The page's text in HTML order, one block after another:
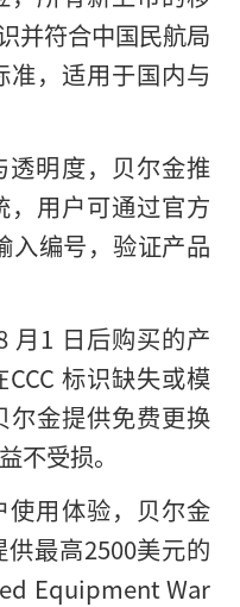
并符合中国民航局
，适用于国内与
透明度，贝尔金推
，用户可通过官方
编号，验证产品
月1 日后购买的产
标识缺失或模
尔金提供免费更换
不受损。
使用体验，贝尔金
最高2500美元的
Equipment War